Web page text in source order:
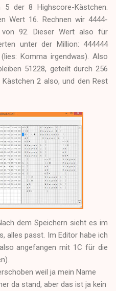
der 8 Highscore-Kästchen.
Wert 16. Rechnen wir 4444-
92. Dieser Wert also für
unter der Million: 444444
Komma irgendwas). Also
51228, geteilt durch 256
2 also, und den Rest
dem Speichern sieht es im
alles passt. Im Editor habe ich
angefangen mit 1C für die
weil ja mein Name
da stand, aber das ist ja kein